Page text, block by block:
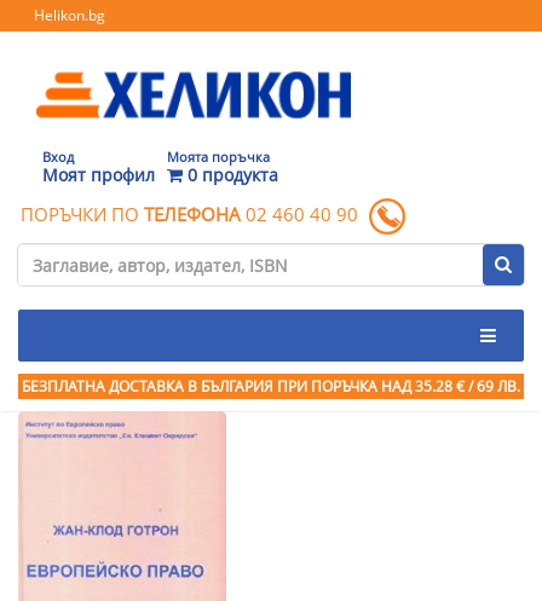
Helikon.bg
Вход
Моят профил
Моята поръчка
0 продукта
ПОРЪЧКИ ПО ТЕЛЕФОНА 02 460 40 90
БЕЗПЛАТНА ДОСТАВКА В БЪЛГАРИЯ ПРИ ПОРЪЧКА НАД 35.28 € / 69 ЛВ.